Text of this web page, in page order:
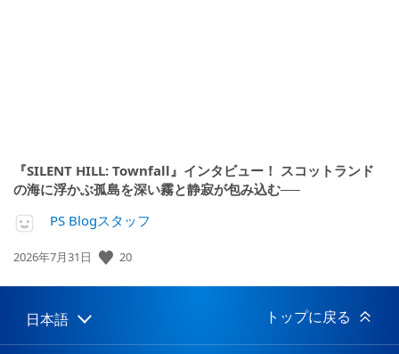
『SILENT HILL: Townfall』インタビュー！ スコットランド
の海に浮かぶ孤島を深い霧と静寂が包み込む──
PS Blogスタッフ
公
日:
2026年7月31日 20
Select
a
Current
region:
日本語 トップに戻る